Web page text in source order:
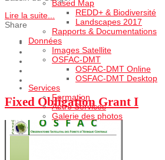
Based Map
REDD+ & Biodiversité
Landscapes 2017
Rapports & Documentations
Données
Images Satellite
OSFAC-DMT
OSFAC-DMT Online
OSFAC-DMT Desktop
Services
Formation
Autre Services
Galerie des photos
Cartothèque
Projets
Lire la suite...
Share
Fixed Obligation Grant I